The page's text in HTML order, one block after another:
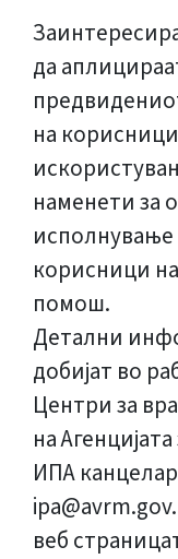
да
на
наменети за
исполнување
корисници
помош.
Детални
добијат во
Центри за
на
ИПА
веб